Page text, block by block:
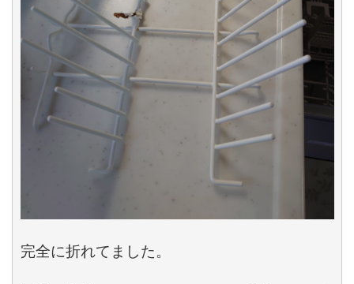
完全に折れてました。